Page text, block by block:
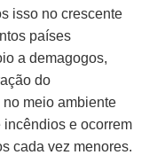
isso no crescente
países
a demagogos,
do
meio ambiente
incêndios e ocorrem
cada vez menores.